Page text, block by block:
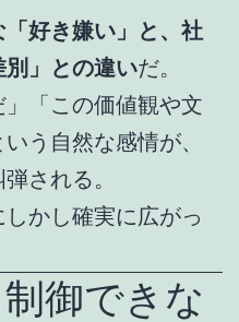
好き嫌い」と、社
」との違いだ。
」「この価値観や文
う自然な感情が、
される。
かし確実に広がっ
御できな